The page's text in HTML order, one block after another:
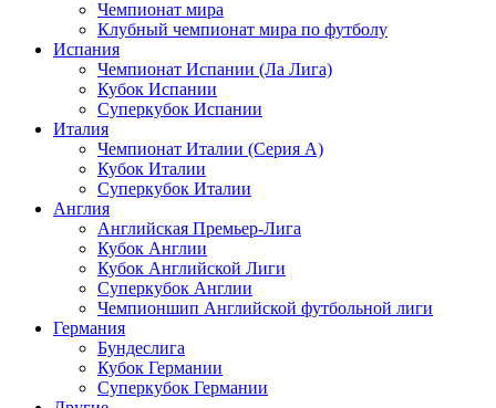
Чемпионат мира
Клубный чемпионат мира по футболу
Испания
Чемпионат Испании (Ла Лига)
Кубок Испании
Суперкубок Испании
Италия
Чемпионат Италии (Серия А)
Кубок Италии
Суперкубок Италии
Англия
Английская Премьер-Лига
Кубок Англии
Кубок Английской Лиги
Суперкубок Англии
Чемпионшип Английской футбольной лиги
Германия
Бундеслига
Кубок Германии
Суперкубок Германии